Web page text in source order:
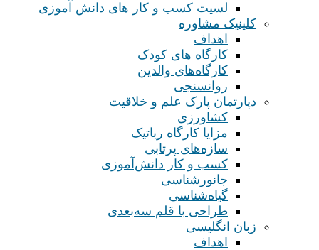
لسیت کسب و کار های دانش آموزی
کلینیک مشاوره
اهداف
کارگاه های کودک
کارگاه‌های والدین
روانسنجی
دپارتمان پارک علم و خلاقیت
کشاورزی
مزایا کارگاه رباتیک
سازه‌های پرتابی
کسب و کار دانش‌آموزی
جانورشناسی
گیاه‌شناسی
طراحی با قلم سه‌بعدی
زبان انگلیسی
اهداف